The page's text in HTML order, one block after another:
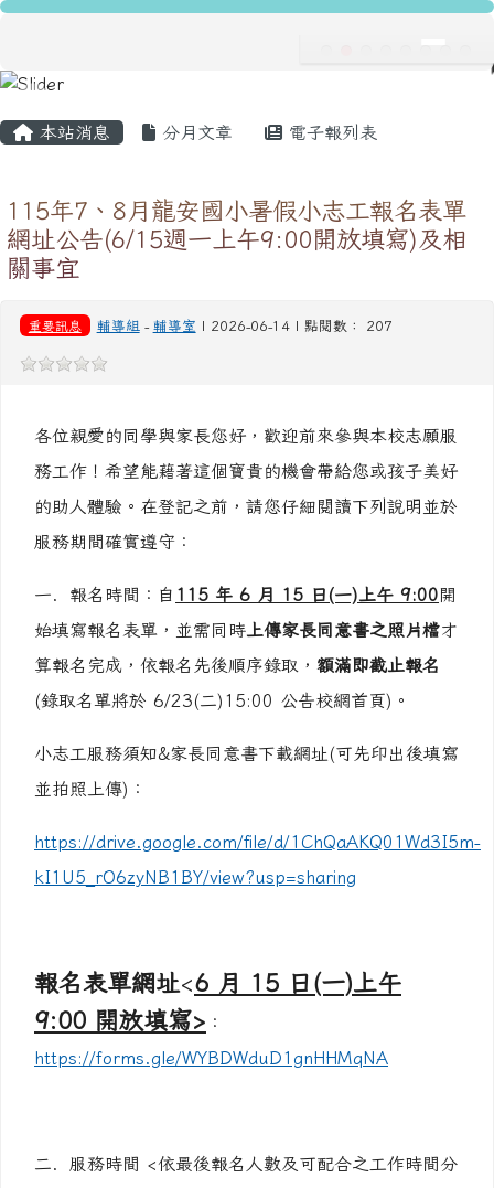
跳至主內容區
龍安國民小學
本站消息 分月文章 電子報列表
115年7、8月龍安國小暑假小志工報名表單
網址公告(6/15週一上午9:00開放填寫)及相
關事宜
重要訊息 輔導組 - 輔導室 | 2026-06-14 | 點閱數： 207
各位親愛的同學與家長您好，歡迎前來參與本校志願服
務工作！希望能藉著這個寶貴的機會帶給您或孩子美好
的助人體驗。在登記之前，請您仔細閱讀下列說明並於
服務期間確實遵守：
一．報名時間：自 115 年 6 月 15 日(一)上午 9:00開
始填寫報名表單，並需同時 上傳家長同意書之照片檔才
算報名完成，依報名先後順序錄取， 額滿即截止報名
(錄取名單將於 6/23(二)15:00 公告校網首頁)。
小志工服務須知&家長同意書下載網址(可先印出後填寫
並拍照上傳)：
https://drive.google.com/file/d/1ChQaAKQ01Wd3I5m-
kI1U5_rO6zyNB1BY/view?usp=sharing
報名表單網址<6 月 15 日(一)上午
9:00 開放填寫> ：
https://forms.gle/WYBDWduD1gnHHMqNA
二．服務時間 <依最後報名人數及可配合之工作時間分